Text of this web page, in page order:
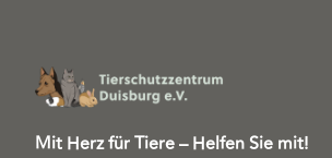
Mit Herz für Tiere – Helfen Sie mit!